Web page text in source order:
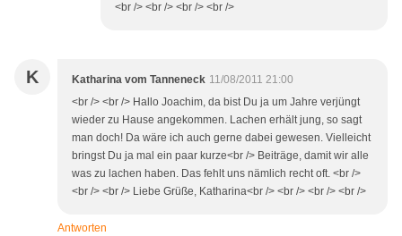
<br /> <br /> <br /> <br />
K Katharina vom Tanneneck 11/08/2011 21:00
<br /> <br /> Hallo Joachim, da bist Du ja um Jahre verjüngt
wieder zu Hause angekommen. Lachen erhält jung, so sagt
man doch! Da wäre ich auch gerne dabei gewesen. Vielleicht
bringst Du ja mal ein paar kurze<br /> Beiträge, damit wir alle
was zu lachen haben. Das fehlt uns nämlich recht oft. <br />
<br /> <br /> Liebe Grüße, Katharina<br /> <br /> <br /> <br />
Antworten